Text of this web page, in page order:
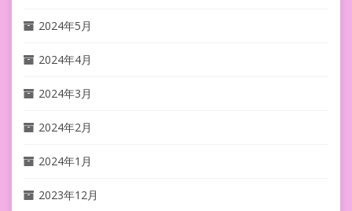
2024年5月
2024年4月
2024年3月
2024年2月
2024年1月
2023年12月